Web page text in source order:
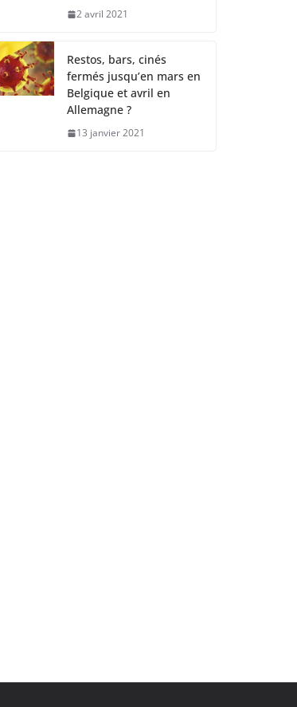
2 avril 2021
Restos, bars, cinés
fermés jusqu’en mars en
Belgique et avril en
Allemagne ?
13 janvier 2021